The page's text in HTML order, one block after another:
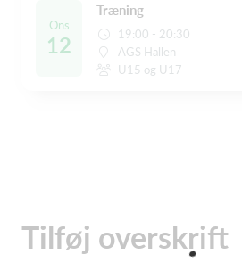
Ons
12
Træning
19:00 - 20:30
AGS Hallen
U15 og U17
Tilføj overskrift